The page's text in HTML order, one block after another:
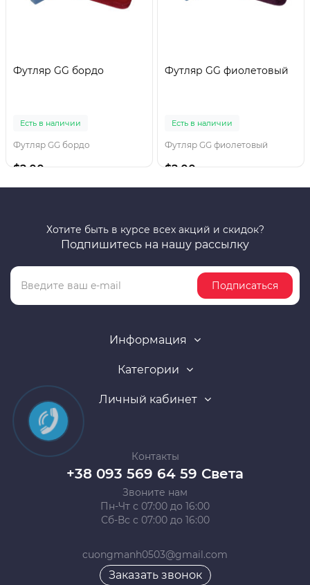
Футляр GG бордо
Есть в наличии
Футляр GG бордо
$2.00
Футляр GG фиолетовый
Есть в наличии
Футляр GG фиолетовый
$2.00
Хотите быть в курсе всех акций и скидок?
Подпишитесь на нашу рассылку
Подписаться
Информация
Категории
Личный кабинет
Контакты
+38 093 569 64 59 Света
Звоните нам
Пн-Чт с 07:00 до 16:00
Сб-Вс с 07:00 до 16:00
cuongmanh0503@gmail.com
Заказать звонок